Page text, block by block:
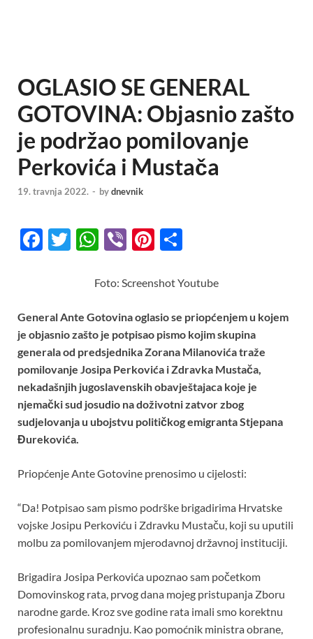
OGLASIO SE GENERAL
GOTOVINA: Objasnio zašto
je podržao pomilovanje
Perkovića i Mustača
19. travnja 2022. - bydnevnik
F
o
o
k
T
er
W
at
s
A
p
p
Vi
er
Pi
er
es
t
ar
Foto: Screenshot Youtube
General Ante Gotovina oglasio se priopćenjem u kojem
je objasnio zašto je potpisao pismo kojim skupina
generala od predsjednika Zorana Milanovića traže
pomilovanje Josipa Perkovića i Zdravka Mustača,
nekadašnjih jugoslavenskih obavještajaca koje je
njemački sud josudio na doživotni zatvor zbog
sudjelovanja u ubojstvu političkog emigranta Stjepana
Đurekovića.
Priopćenje Ante Gotovine prenosimo u cijelosti:
“Da! Potpisao sam pismo podrške brigadirima Hrvatske
vojske Josipu Perkoviću i Zdravku Mustaču, koji su uputili
molbu za pomilovanjem mjerodavnoj državnoj instituciji.
Brigadira Josipa Perkovića upoznao sam početkom
Domovinskog rata, prvog dana mojeg pristupanja Zboru
narodne garde. Kroz sve godine rata imali smo korektnu
profesionalnu suradnju. Kao pomoćnik ministra obrane,